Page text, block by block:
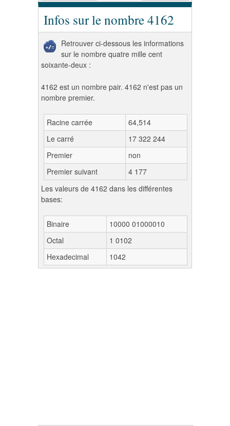
Infos sur le nombre 4162
Retrouver ci-dessous les informations
sur le nombre quatre mille cent
soixante-deux :
4162 est un nombre pair. 4162 n'est pas un
nombre premier.
Racine carrée
64,514
Le carré
17 322 244
Premier
non
Premier suivant
4 177
Les valeurs de 4162 dans les différentes
bases:
Binaire
10000 01000010
Octal
1 0102
Hexadecimal
1042